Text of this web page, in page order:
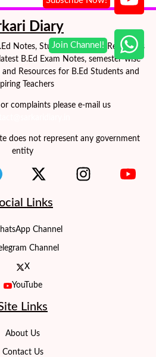
Diary
Notes, Study Materials & Resources
B.Ed Exam Notes, semester-wise
Resources for B.Ed Students and
Teachers
complaints please e-mail us
does not represent any government
entity
Links
Channel
Channel
X
YouTube
Links
About Us
Contact Us